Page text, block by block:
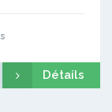
Détails